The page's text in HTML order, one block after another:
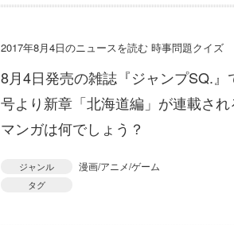
2017年8月4日のニュースを読む 時事問題クイズ
8月4日発売の雑誌『ジャンプSQ.』
号より新章「北海道編」が連載さ
マンガは何でしょう？
ジャンル 漫画/アニメ/ゲーム
タグ